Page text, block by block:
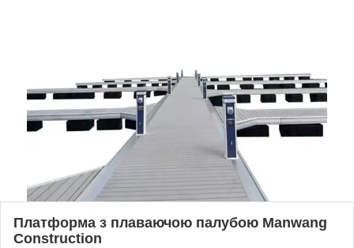
Платформа з плаваючою палубою Manwang
Construction